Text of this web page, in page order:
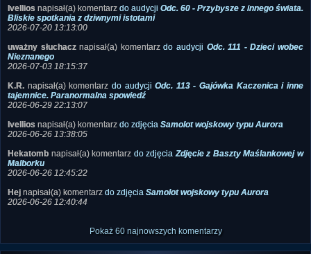
Ivellios napisał(a) komentarz do audycji Odc. 60 - Przybysze z innego świata.
Bliskie spotkania z dziwnymi istotami
2026-07-20 13:13:00
uważny słuchacznapisał(a) komentarzdo audycji Odc. 111 - Dzieci wobec
Nieznanego
2026-07-03 18:15:37
K.R. napisał(a) komentarz do audycjiOdc. 113 - Gajówka Kaczenica i inne
tajemnice. Paranormalna spowiedź
2026-06-29 22:13:07
Ivellios napisał(a) komentarz do zdjęcia Samolot wojskowy typu Aurora
2026-06-26 13:38:05
Hekatomb napisał(a) komentarz do zdjęciaZdjęcie z Baszty Maślankowej w
Malborku
2026-06-26 12:45:22
Hej napisał(a) komentarz do zdjęcia Samolot wojskowy typu Aurora
2026-06-26 12:40:44
Pokaż 60 najnowszych komentarzy